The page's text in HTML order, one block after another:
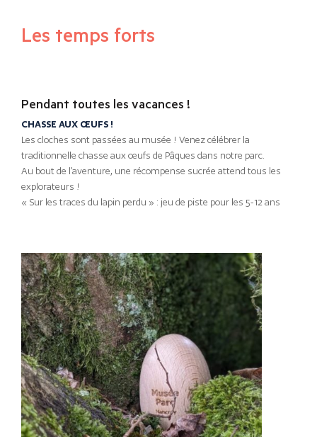
Les temps forts
Pendant toutes les vacances !
CHASSE AUX ŒUFS !
Les cloches sont passées au musée ! Venez célébrer la
traditionnelle chasse aux œufs de Pâques dans notre parc.
Au bout de l’aventure, une récompense sucrée attend tous les
explorateurs !
« Sur les traces du lapin perdu » : jeu de piste pour les 5-12 ans